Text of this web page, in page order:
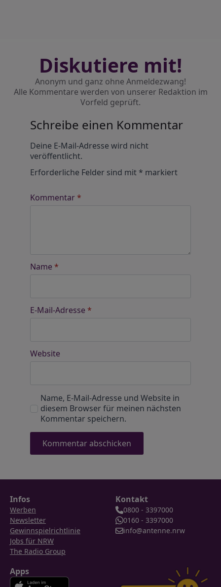
Diskutiere mit!
Anonym und ganz ohne Anmeldezwang!
Alle Kommentare werden von unserer Redaktion im
Vorfeld geprüft.
Schreibe einen Kommentar
Deine E-Mail-Adresse wird nicht
veröffentlicht.
Erforderliche Felder sind mit* markiert
Kommentar*
Name *
E-Mail-Adresse *
Website
Name, E-Mail-Adresse und Website in
diesem Browser für meinen nächsten
Kommentar speichern.
Infos
Werben
Newsletter
Gewinnspielrichtlinie
Jobs für NRW
The Radio Group
Kontakt
0800 - 3397000
0160 - 3397000
info@antenne.nrw
Apps